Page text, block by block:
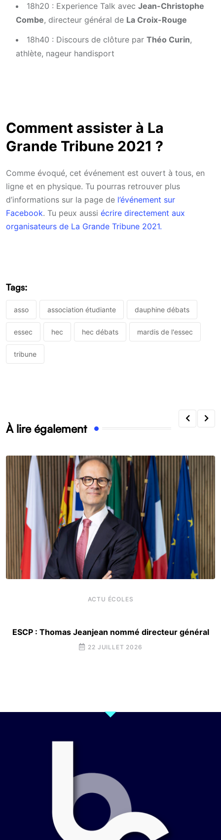
18h20 : Experience Talk avec Jean-Christophe
Combe, directeur général de La Croix-Rouge
18h40 : Discours de clôture par Théo Curin,
athlète, nageur handisport
Comment assister à La
Grande Tribune 2021 ?
Comme évoqué, cet événement est ouvert à tous, en
ligne et en physique. Tu pourras retrouver plus
d’informations sur la page de l’événement sur
Facebook. Tu peux aussi écrire directement aux
organisateurs de La Grande Tribune 2021.
Tags:
asso association étudiante dauphine débats
essec hec hec débats mardis de l'essec
tribune
À lire également
ACTU ÉCOLES
ESCP : Thomas Jeanjean nommé directeur général
22 JUILLET 2026